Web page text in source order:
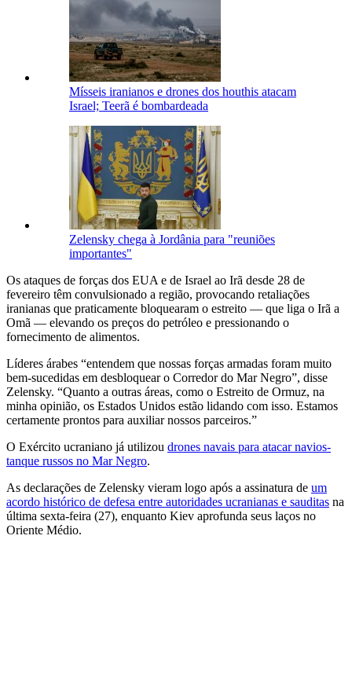
Mísseis iranianos e drones dos houthis atacam
Israel; Teerã é bombardeada
Zelensky chega à Jordânia para "reuniões
importantes"
Os ataques de forças dos EUA e de Israel ao Irã desde 28 de
fevereiro têm convulsionado a região, provocando retaliações
iranianas que praticamente bloquearam o estreito — que liga o Irã a
Omã — elevando os preços do petróleo e pressionando o
fornecimento de alimentos.
Líderes árabes “entendem que nossas forças armadas foram muito
bem-sucedidas em desbloquear o Corredor do Mar Negro”, disse
Zelensky. “Quanto a outras áreas, como o Estreito de Ormuz, na
minha opinião, os Estados Unidos estão lidando com isso. Estamos
certamente prontos para auxiliar nossos parceiros.”
O Exército ucraniano já utilizou drones navais para atacar navios-
tanque russos no Mar Negro.
As declarações de Zelensky vieram logo após a assinatura de um
acordo histórico de defesa entre autoridades ucranianas e sauditas na
última sexta-feira (27), enquanto Kiev aprofunda seus laços no
Oriente Médio.